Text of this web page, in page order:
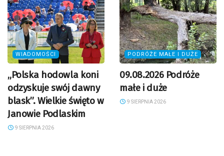
WIADOMOŚCI
„Polska hodowla koni
odzyskuje swój dawny
blask”. Wielkie święto w
Janowie Podlaskim
9 SIERPNIA 2026
PODRÓŻE MAŁE I DUŻE
09.08.2026 Podróże
małe i duże
9 SIERPNIA 2026